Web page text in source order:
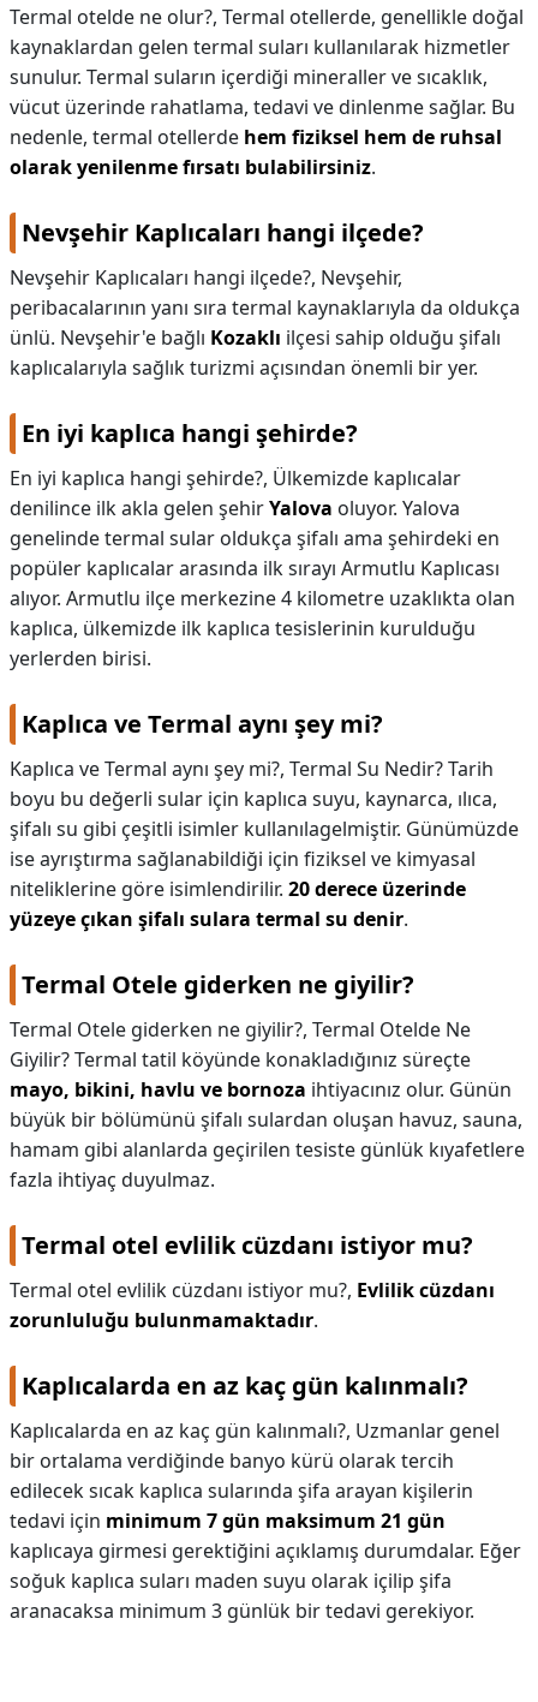
Termal otelde ne olur?, Termal otellerde, genellikle doğal
kaynaklardan gelen termal suları kullanılarak hizmetler
sunulur. Termal suların içerdiği mineraller ve sıcaklık,
vücut üzerinde rahatlama, tedavi ve dinlenme sağlar. Bu
nedenle, termal otellerde hem fiziksel hem de ruhsal
olarak yenilenme fırsatı bulabilirsiniz.
Nevşehir Kaplıcaları hangi ilçede?
Nevşehir Kaplıcaları hangi ilçede?, Nevşehir,
peribacalarının yanı sıra termal kaynaklarıyla da oldukça
ünlü. Nevşehir'e bağlı Kozaklı ilçesi sahip olduğu şifalı
kaplıcalarıyla sağlık turizmi açısından önemli bir yer.
En iyi kaplıca hangi şehirde?
En iyi kaplıca hangi şehirde?, Ülkemizde kaplıcalar
denilince ilk akla gelen şehirYalova oluyor. Yalova
genelinde termal sular oldukça şifalı ama şehirdeki en
popüler kaplıcalar arasında ilk sırayı Armutlu Kaplıcası
alıyor. Armutlu ilçe merkezine 4 kilometre uzaklıkta olan
kaplıca, ülkemizde ilk kaplıca tesislerinin kurulduğu
yerlerden birisi.
Kaplıca ve Termal aynı şey mi?
Kaplıca ve Termal aynı şey mi?, Termal Su Nedir? Tarih
boyu bu değerli sular için kaplıca suyu, kaynarca, ılıca,
şifalı su gibi çeşitli isimler kullanılagelmiştir. Günümüzde
ise ayrıştırma sağlanabildiği için fiziksel ve kimyasal
niteliklerine göre isimlendirilir. 20 derece üzerinde
yüzeye çıkan şifalı sulara termal su denir.
Termal Otele giderken ne giyilir?
Termal Otele giderken ne giyilir?, Termal Otelde Ne
Giyilir? Termal tatil köyünde konakladığınız süreçte
mayo, bikini, havlu ve bornoza ihtiyacınız olur. Günün
büyük bir bölümünü şifalı sulardan oluşan havuz, sauna,
hamam gibi alanlarda geçirilen tesiste günlük kıyafetlere
fazla ihtiyaç duyulmaz.
Termal otel evlilik cüzdanı istiyor mu?
Termal otel evlilik cüzdanı istiyor mu?, Evlilik cüzdanı
zorunluluğu bulunmamaktadır.
Kaplıcalarda en az kaç gün kalınmalı?
Kaplıcalarda en az kaç gün kalınmalı?, Uzmanlar genel
bir ortalama verdiğinde banyo kürü olarak tercih
edilecek sıcak kaplıca sularında şifa arayan kişilerin
tedavi için minimum 7 gün maksimum 21 gün
kaplıcaya girmesi gerektiğini açıklamış durumdalar. Eğer
soğuk kaplıca suları maden suyu olarak içilip şifa
aranacaksa minimum 3 günlük bir tedavi gerekiyor.